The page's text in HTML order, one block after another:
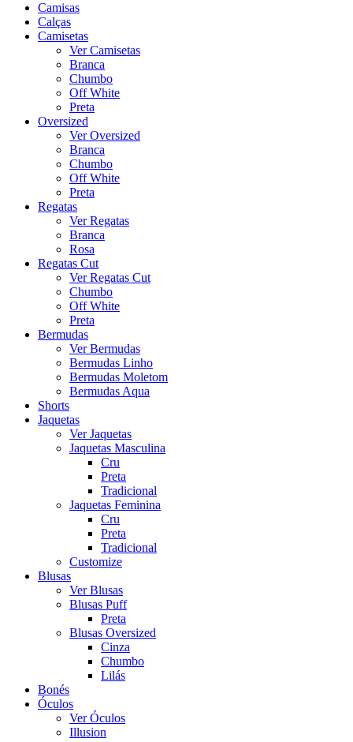
Camisas
Calças
Camisetas
Ver Camisetas
Branca
Chumbo
Off White
Preta
Oversized
Ver Oversized
Branca
Chumbo
Off White
Preta
Regatas
Ver Regatas
Branca
Rosa
Regatas Cut
Ver Regatas Cut
Chumbo
Off White
Preta
Bermudas
Ver Bermudas
Bermudas Linho
Bermudas Moletom
Bermudas Aqua
Shorts
Jaquetas
Ver Jaquetas
Jaquetas Masculina
Cru
Preta
Tradicional
Jaquetas Feminina
Cru
Preta
Tradicional
Customize
Blusas
Ver Blusas
Blusas Puff
Preta
Blusas Oversized
Cinza
Chumbo
Lilás
Bonés
Óculos
Ver Óculos
Illusion